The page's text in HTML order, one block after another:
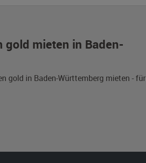
gold mieten in Baden-
gold in Baden-Württemberg mieten - für